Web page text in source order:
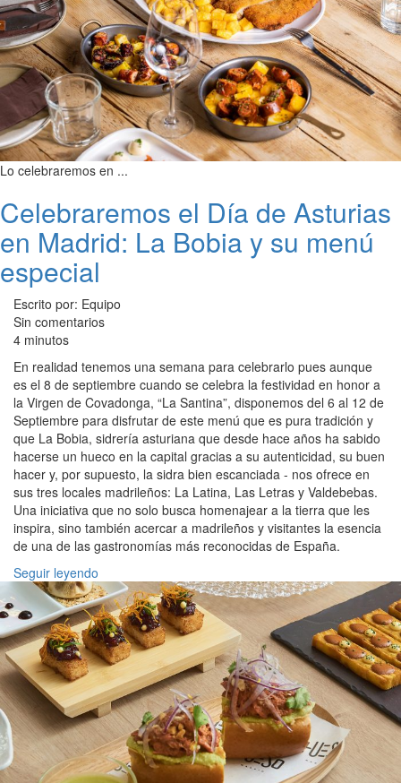
Lo celebraremos en ...
Celebraremos el Día de Asturias
en Madrid: La Bobia y su menú
especial
Escrito por: Equipo
Sin comentarios
4 minutos
En realidad tenemos una semana para celebrarlo pues aunque
es el 8 de septiembre cuando se celebra la festividad en honor a
la Virgen de Covadonga, “La Santina”, disponemos del 6 al 12 de
Septiembre para disfrutar de este menú que es pura tradición y
que La Bobia, sidrería asturiana que desde hace años ha sabido
hacerse un hueco en la capital gracias a su autenticidad, su buen
hacer y, por supuesto, la sidra bien escanciada - nos ofrece en
sus tres locales madrileños: La Latina, Las Letras y Valdebebas.
Una iniciativa que no solo busca homenajear a la tierra que les
inspira, sino también acercar a madrileños y visitantes la esencia
de una de las gastronomías más reconocidas de España.
Seguir leyendo